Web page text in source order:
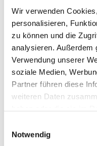
Wir verwenden
personalisieren,
zu können und die
analysieren. Außerdem
Verwendung unserer
soziale Medien,
Partner führen diese
weiteren Daten
Notwendig
Körper­schaft des
Mühl­baur­straße 16
Tele­fon:
+49 (0)89
E-Mail:
info@blaek.de
www.blaek.de
(BLÄK)
https://